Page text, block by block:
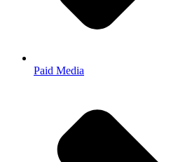
Paid Media